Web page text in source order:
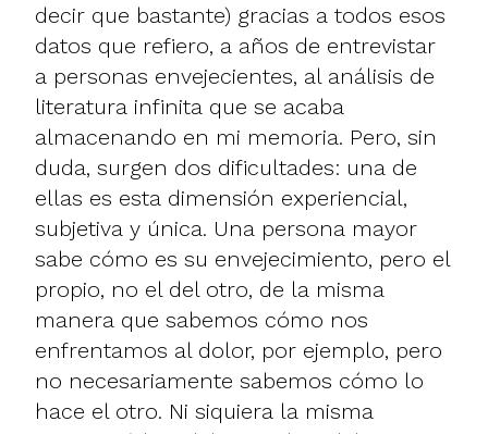
decir que bastante) gracias a todos esos
datos que refiero, a años de entrevistar
a personas envejecientes, al análisis de
literatura infinita que se acaba
almacenando en mi memoria. Pero, sin
duda, surgen dos dificultades: una de
ellas es esta dimensión experiencial,
subjetiva y única. Una persona mayor
sabe cómo es su envejecimiento, pero el
propio, no el del otro, de la misma
manera que sabemos cómo nos
enfrentamos al dolor, por ejemplo, pero
no necesariamente sabemos cómo lo
hace el otro. Ni siquiera la misma